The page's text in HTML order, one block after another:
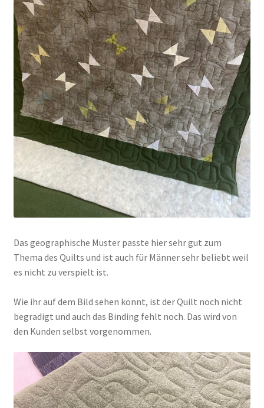
Das geographische Muster passte hier sehr gut zum
Thema des Quilts und ist auch für Männer sehr beliebt weil
es nicht zu verspielt ist.
Wie ihr auf dem Bild sehen könnt, ist der Quilt noch nicht
begradigt und auch das Binding fehlt noch. Das wird von
den Kunden selbst vorgenommen.